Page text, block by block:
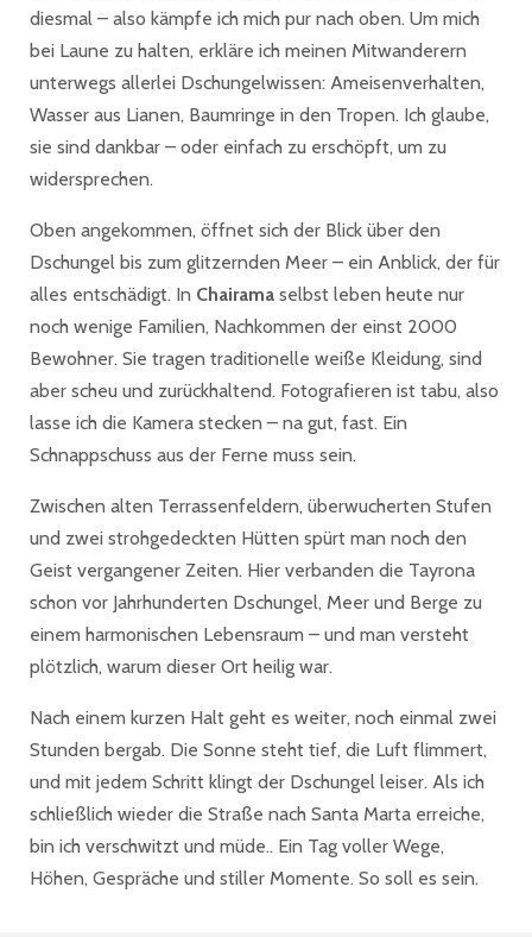
diesmal – also kämpfe ich mich pur nach oben. Um mich
bei Laune zu halten, erkläre ich meinen Mitwanderern
unterwegs allerlei Dschungelwissen: Ameisenverhalten,
Wasser aus Lianen, Baumringe in den Tropen. Ich glaube,
sie sind dankbar – oder einfach zu erschöpft, um zu
widersprechen.
Oben angekommen, öffnet sich der Blick über den
Dschungel bis zum glitzernden Meer – ein Anblick, der für
alles entschädigt. In Chairama selbst leben heute nur
noch wenige Familien, Nachkommen der einst 2000
Bewohner. Sie tragen traditionelle weiße Kleidung, sind
aber scheu und zurückhaltend. Fotografieren ist tabu, also
lasse ich die Kamera stecken – na gut, fast. Ein
Schnappschuss aus der Ferne muss sein.
Zwischen alten Terrassenfeldern, überwucherten Stufen
und zwei strohgedeckten Hütten spürt man noch den
Geist vergangener Zeiten. Hier verbanden die Tayrona
schon vor Jahrhunderten Dschungel, Meer und Berge zu
einem harmonischen Lebensraum – und man versteht
plötzlich, warum dieser Ort heilig war.
Nach einem kurzen Halt geht es weiter, noch einmal zwei
Stunden bergab. Die Sonne steht tief, die Luft flimmert,
und mit jedem Schritt klingt der Dschungel leiser. Als ich
schließlich wieder die Straße nach Santa Marta erreiche,
bin ich verschwitzt und müde.. Ein Tag voller Wege,
Höhen, Gespräche und stiller Momente. So soll es sein.